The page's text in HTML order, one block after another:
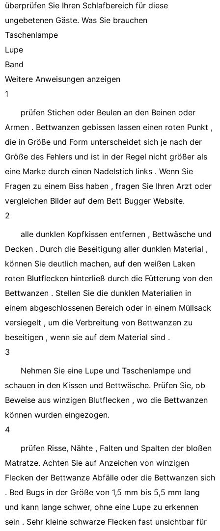
überprüfen Sie Ihren Schlafbereich für diese
ungebetenen Gäste. Was Sie brauchen
Taschenlampe
Lupe
Band
Weitere Anweisungen anzeigen
1
prüfen Stichen oder Beulen an den Beinen oder
Armen . Bettwanzen gebissen lassen einen roten Punkt ,
die in Größe und Form unterscheidet sich je nach der
Größe des Fehlers und ist in der Regel nicht größer als
eine Marke durch einen Nadelstich links . Wenn Sie
Fragen zu einem Biss haben , fragen Sie Ihren Arzt oder
vergleichen Bilder auf dem Bett Bugger Website.
2
alle dunklen Kopfkissen entfernen , Bettwäsche und
Decken . Durch die Beseitigung aller dunklen Material ,
können Sie deutlich machen, auf den weißen Laken
roten Blutflecken hinterließ durch die Fütterung von den
Bettwanzen . Stellen Sie die dunklen Materialien in
einem abgeschlossenen Bereich oder in einem Müllsack
versiegelt , um die Verbreitung von Bettwanzen zu
beseitigen , wenn sie auf dem Material sind .
3
Nehmen Sie eine Lupe und Taschenlampe und
schauen in den Kissen und Bettwäsche. Prüfen Sie, ob
Beweise aus winzigen Blutflecken , wo die Bettwanzen
können wurden eingezogen.
4
prüfen Risse, Nähte , Falten und Spalten der bloßen
Matratze. Achten Sie auf Anzeichen von winzigen
Flecken der Bettwanze Abfälle oder die Bettwanzen sich
. Bed Bugs in der Größe von 1,5 mm bis 5,5 mm lang
und kann lange schwer, ohne eine Lupe zu erkennen
sein . Sehr kleine schwarze Flecken fast unsichtbar für